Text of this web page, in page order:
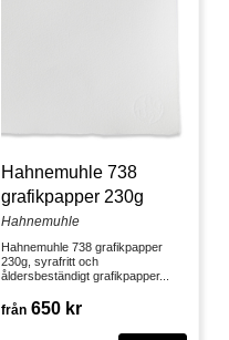
Hahnemuhle 738
grafikpapper 230g
Hahnemuhle
Hahnemuhle 738 grafikpapper
230g, syrafritt och
åldersbeständigt grafikpapper...
från 650 kr